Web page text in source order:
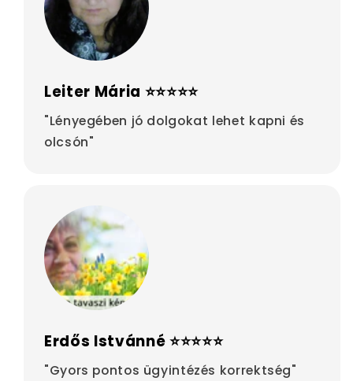
Leiter Mária ⭐⭐⭐⭐⭐
"Lényegében jó dolgokat lehet kapni és
olcsón"
Erdős Istvánné ⭐⭐⭐⭐⭐
"Gyors pontos ügyintézés korrektség"